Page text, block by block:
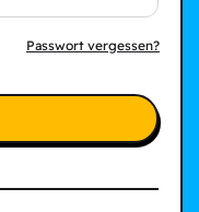
Passwort vergessen?